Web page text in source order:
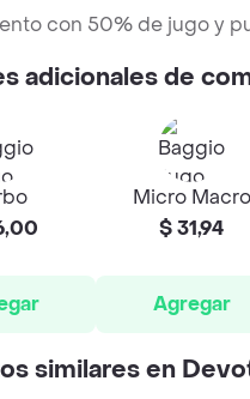
con 50% de jugo y
adicionales de
Micro Macro
$ 31,94
Agregar
similares en